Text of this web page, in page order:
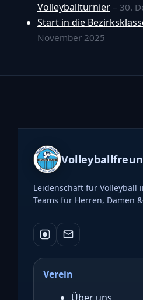
Volleyballturnier – 30.
Start in die
November 2025
Leidenschaft für Volleyball
Teams für Herren, Damen
Verein